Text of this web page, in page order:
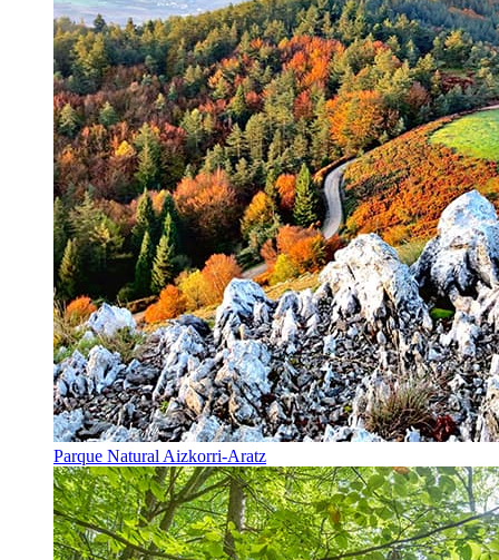
Parque Natural Aizkorri-Aratz